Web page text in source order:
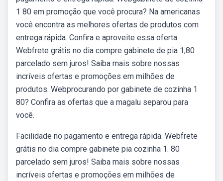
1 80 em promoção que você procura? Na americanas
você encontra as melhores ofertas de produtos com
entrega rápida. Confira e aproveite essa oferta.
Webfrete grátis no dia compre gabinete de pia 1,80
parcelado sem juros! Saiba mais sobre nossas
incríveis ofertas e promoções em milhões de
produtos. Webprocurando por gabinete de cozinha 1
80? Confira as ofertas que a magalu separou para
você.
Facilidade no pagamento e entrega rápida. Webfrete
grátis no dia compre gabinete pia cozinha 1. 80
parcelado sem juros! Saiba mais sobre nossas
incríveis ofertas e promoções em milhões de